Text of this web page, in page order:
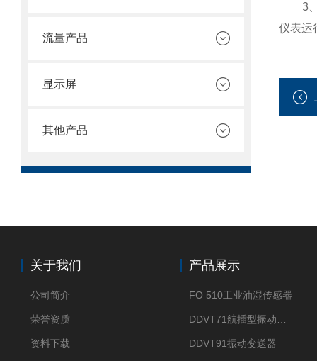
流量产品
显示屏
其他产品
3、
仪表运
关于我们
公司简介
荣誉资质
资料下载
产品展示
FO 510工业油湿传感器
DDVT91振动变送器